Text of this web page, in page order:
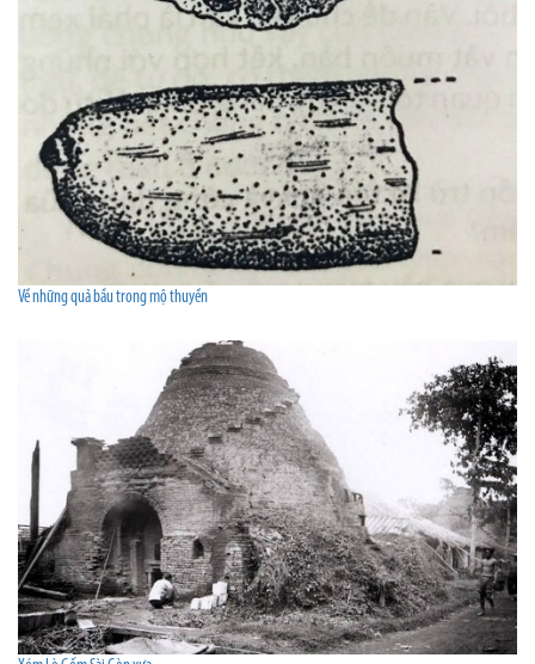
Về những quả bầu trong mộ thuyền